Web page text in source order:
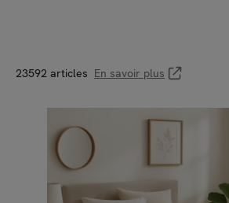
23592 articles En savoir plus